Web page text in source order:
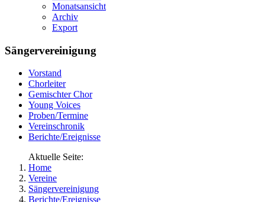
Monatsansicht
Archiv
Export
Sängervereinigung
Vorstand
Chorleiter
Gemischter Chor
Young Voices
Proben/Termine
Vereinschronik
Berichte/Ereignisse
Aktuelle Seite:
Home
Vereine
Sängervereinigung
Berichte/Ereignisse